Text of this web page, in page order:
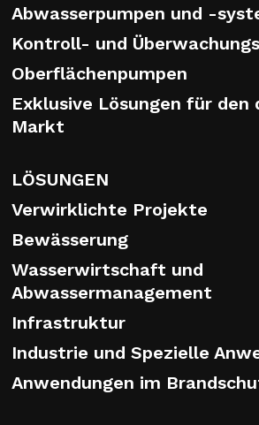
Abwasserpumpen und -
Kontroll- und
Oberflächenpumpen
Exklusive Lösungen für den
Markt
LÖSUNGEN
Verwirklichte Projekte
Bewässerung
Wasserwirtschaft und
Abwassermanagement
Infrastruktur
Industrie und Spezielle
Anwendungen im